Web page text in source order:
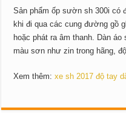
Sản phẩm ốp sườn sh 300i có
khi đi qua các cung đường gồ
hoặc phát ra âm thanh. Dàn
màu sơn như zin trong hãng,
Xem thêm:xe sh 2017 độ tay